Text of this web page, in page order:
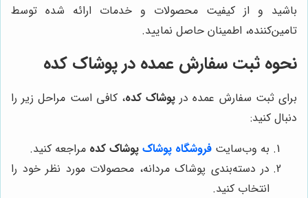
باشید و از کیفیت محصولات و خدمات ارائه شده توسط
تامین‌کننده، اطمینان حاصل نمایید.
نحوه ثبت سفارش عمده در پوشاک کده
برای ثبت سفارش عمده در پوشاک کده، کافی است مراحل زیر را
دنبال کنید:
به وب‌سایت فروشگاه پوشاک پوشاک کده مراجعه کنید.
در دسته‌بندی پوشاک مردانه، محصولات مورد نظر خود را
انتخاب کنید.